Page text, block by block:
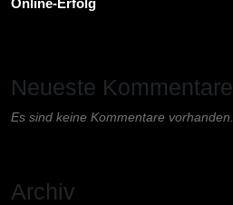
Online-Erfolg
Neueste Kommentare
Es sind keine Kommentare vorhanden.
Archiv